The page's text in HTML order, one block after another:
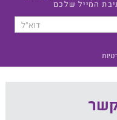
המייל שלכם
קשר